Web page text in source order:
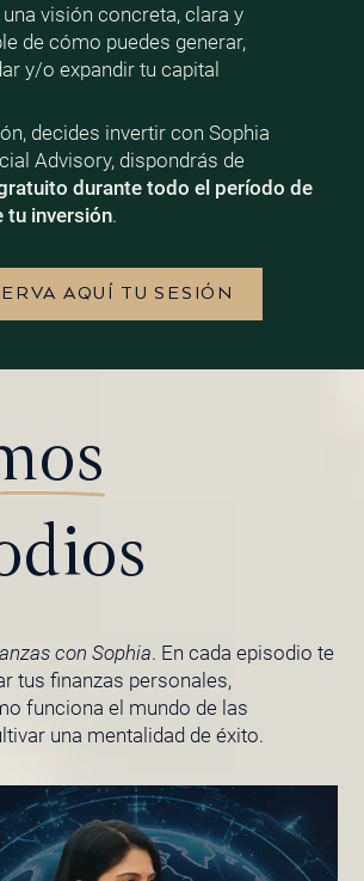
visión concreta, clara y
de cómo puedes generar,
y/o expandir tu capital
decides invertir con Sophia
Advisory, dispondrás de
durante todo el período de
tu inversión.
AQUÍ TU SESIÓN
con Sophia. En cada episodio te
tus finanzas personales,
funciona el mundo de las
una mentalidad de éxito.
PÁGINA
PÁGINA
PÁGINAPÁGINA